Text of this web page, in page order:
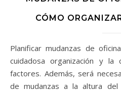
CÓMO
Planificar mudanzas de oficinas en Madrid requiere una
cuidadosa organización y la
factores. Además, será
de mudanzas a la altura